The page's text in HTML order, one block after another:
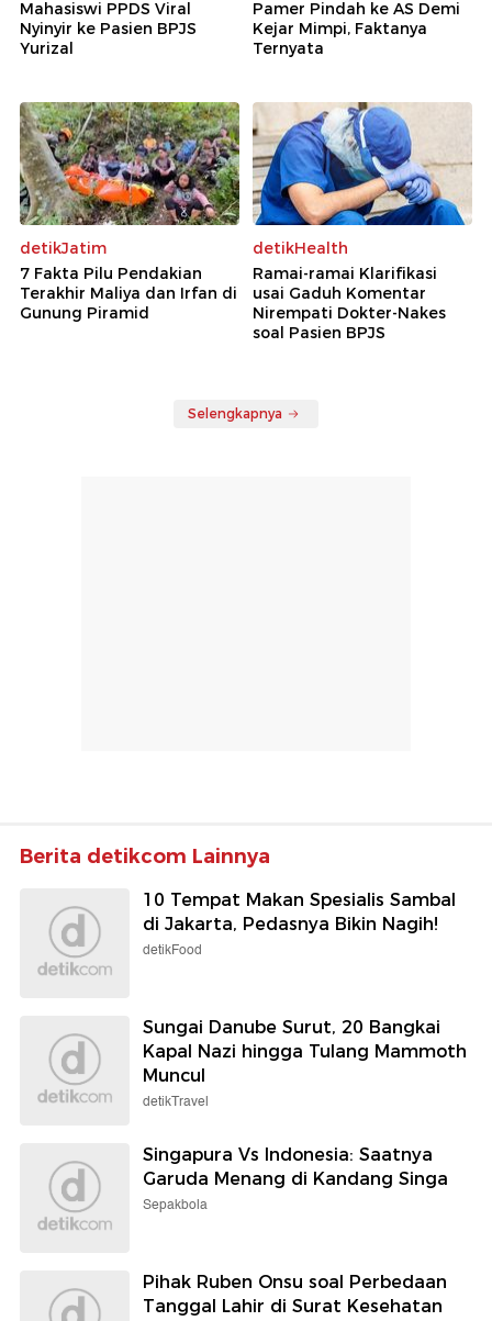
Mahasiswi PPDS Viral
Nyinyir ke Pasien BPJS
Yurizal
Pamer Pindah ke AS Demi
Kejar Mimpi, Faktanya
Ternyata
detikJatim
7 Fakta Pilu Pendakian
Terakhir Maliya dan Irfan di
Gunung Piramid
detikHealth
Ramai-ramai Klarifikasi
usai Gaduh Komentar
Nirempati Dokter-Nakes
soal Pasien BPJS
Selengkapnya
Berita detikcom Lainnya
10 Tempat Makan Spesialis Sambal
di Jakarta, Pedasnya Bikin Nagih!
detikFood
Sungai Danube Surut, 20 Bangkai
Kapal Nazi hingga Tulang Mammoth
Muncul
detikTravel
Singapura Vs Indonesia: Saatnya
Garuda Menang di Kandang Singa
Sepakbola
Pihak Ruben Onsu soal Perbedaan
Tanggal Lahir di Surat Kesehatan